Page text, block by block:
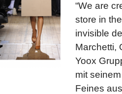
“We are
store in
invisible
Marchetti,
Yoox
mit
Feines